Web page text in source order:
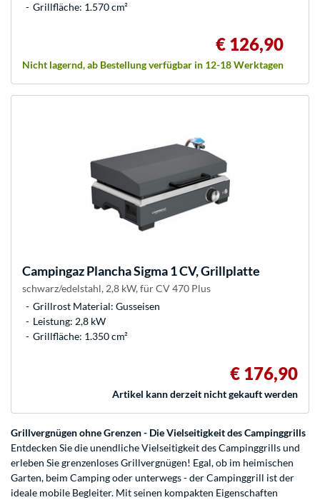
Grillfläche: 1.570 cm²
€ 126,90
Nicht lagernd, ab Bestellung verfügbar in 12-18 Werktagen
CampingazPlancha Sigma 1 CV, Grillplatte
schwarz/edelstahl, 2,8 kW, für CV 470 Plus
Grillrost Material: Gusseisen
Leistung: 2,8 kW
Grillfläche: 1.350 cm²
€ 176,90
Artikel kann derzeit nicht gekauft werden
Grillvergnügen ohne Grenzen - Die Vielseitigkeit des Campinggrills
Entdecken Sie die unendliche Vielseitigkeit des Campinggrills und
erleben Sie grenzenloses Grillvergnügen! Egal, ob im heimischen
Garten, beim Camping oder unterwegs - der Campinggrill ist der
ideale mobile Begleiter. Mit seinen kompakten Eigenschaften